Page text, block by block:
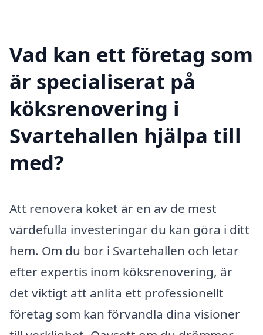
Vad kan ett företag som
är specialiserat på
köksrenovering i
Svartehallen hjälpa till
med?
Att renovera köket är en av de mest
värdefulla investeringar du kan göra i ditt
hem. Om du bor i Svartehallen och letar
efter expertis inom köksrenovering, är
det viktigt att anlita ett professionellt
företag som kan förvandla dina visioner